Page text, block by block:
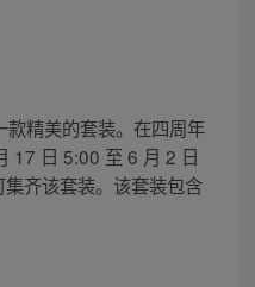
精美的套装。在四周年
17 日 5:00 至 6 月 2 日
齐该套装。该套装包含